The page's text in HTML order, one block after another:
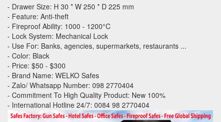
- Drawer Size: H 30 * W 250 * D 225 mm
- Feature: Anti-theft
- Fireproof Ability: 1000 - 1200°C
- Lock System: Mechanical Lock
- Use For: Banks, agencies, supermarkets, restaurants ...
- Color: Black
- Price: $50 - $300
- Brand Name: WELKO Safes
- Zalo/ Whatsapp Number: 098 2770404
- Commitment To High Quality Product: New 100%
- International Hotline 24/7: 0084 98 2770404